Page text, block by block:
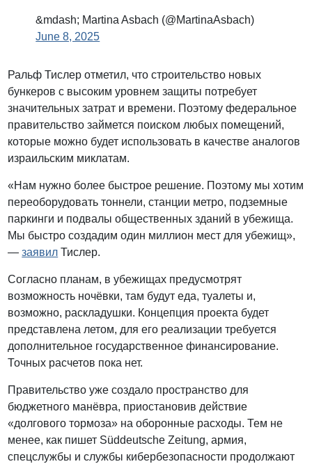
&mdash; Martina Asbach (@MartinaAsbach)
June 8, 2025
Ральф Тислер отметил, что строительство новых
бункеров с высоким уровнем защиты потребует
значительных затрат и времени. Поэтому федеральное
правительство займется поиском любых помещений,
которые можно будет использовать в качестве аналогов
израильским миклатам.
«Нам нужно более быстрое решение. Поэтому мы хотим
переоборудовать тоннели, станции метро, подземные
паркинги и подвалы общественных зданий в убежища.
Мы быстро создадим один миллион мест для убежищ»,
—заявил Тислер.
Согласно планам, в убежищах предусмотрят
возможность ночёвки, там будут еда, туалеты и,
возможно, раскладушки. Концепция проекта будет
представлена летом, для его реализации требуется
дополнительное государственное финансирование.
Точных расчетов пока нет.
Правительство уже создало пространство для
бюджетного манёвра, приостановив действие
«долгового тормоза» на оборонные расходы. Тем не
менее, как пишет Süddeutsche Zeitung, армия,
спецслужбы и службы кибербезопасности продолжают